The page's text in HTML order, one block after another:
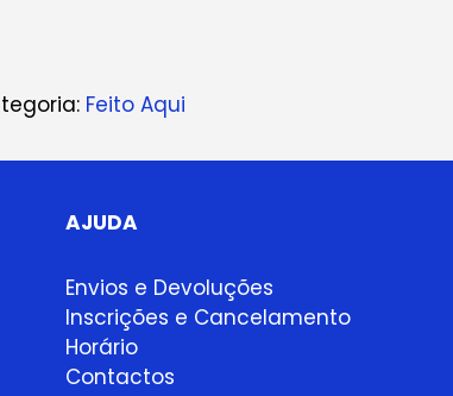
Feito Aqui
AJUDA
Envios e Devoluções
Inscrições e Cancelamento
Horário
Contactos